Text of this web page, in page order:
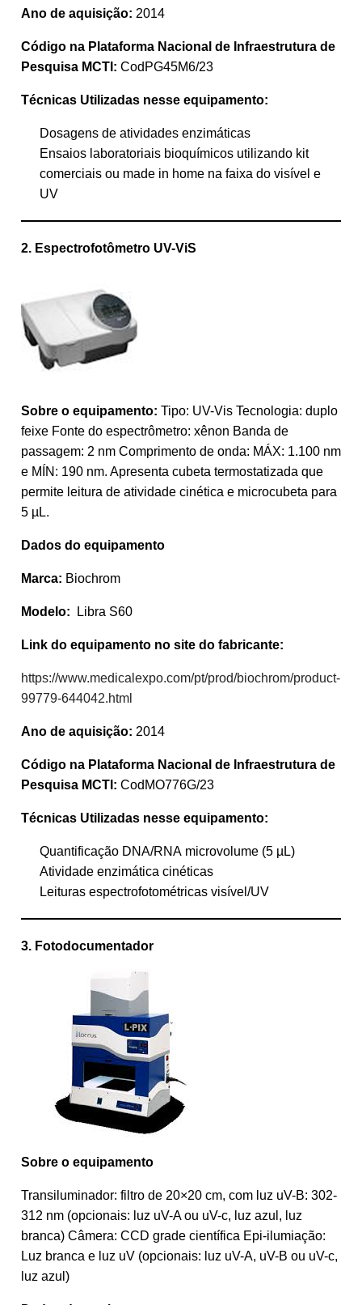
Ano de aquisição: 2014
Código na Plataforma Nacional de Infraestrutura de
Pesquisa MCTI: CodPG45M6/23
Técnicas Utilizadas nesse equipamento:
Dosagens de atividades enzimáticas
Ensaios laboratoriais bioquímicos utilizando kit
comerciais ou made in home na faixa do visível e
UV
2. Espectrofotômetro UV-ViS
Sobre o equipamento: Tipo: UV-Vis Tecnologia: duplo
feixe Fonte do espectrômetro: xênon Banda de
passagem: 2 nm Comprimento de onda: MÁX: 1.100 nm
e MÍN: 190 nm. Apresenta cubeta termostatizada que
permite leitura de atividade cinética e microcubeta para
5 µL.
Dados do equipamento
Marca: Biochrom
Modelo: Libra S60
Link do equipamento no site do fabricante:
https://www.medicalexpo.com/pt/prod/biochrom/product-
99779-644042.html
Ano de aquisição: 2014
Código na Plataforma Nacional de Infraestrutura de
Pesquisa MCTI: CodMO776G/23
Técnicas Utilizadas nesse equipamento:
Quantificação DNA/RNA microvolume (5 µL)
Atividade enzimática cinéticas
Leituras espectrofotométricas visível/UV
3. Fotodocumentador
Sobre o equipamento
Transiluminador: filtro de 20×20 cm, com luz uV-B: 302-
312 nm (opcionais: luz uV-A ou uV-c, luz azul, luz
branca) Câmera: CCD grade científica Epi-ilumiação:
Luz branca e luz uV (opcionais: luz uV-A, uV-B ou uV-c,
luz azul)